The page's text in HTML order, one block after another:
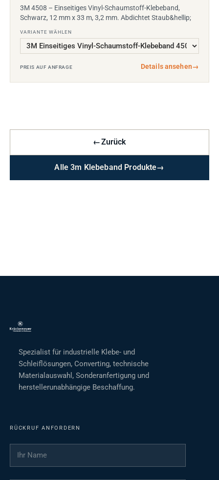
3M 4508 – Einseitiges Vinyl-Schaumstoff-Klebeband,
Schwarz, 12 mm x 33 m, 3,2 mm. Abdichtet Staub&hellip;
VARIANTE WÄHLEN
PREIS AUF ANFRAGE Details ansehen→
←Zurück
Alle 3m Klebeband Produkte→
Spezialist für industrielle Klebe- und
Schleiflösungen, Converting, technische
Materialauswahl, Sonderanfertigung und
herstellerunabhängige Beschaffung.
RÜCKRUF ANFORDERN
Ihr Name